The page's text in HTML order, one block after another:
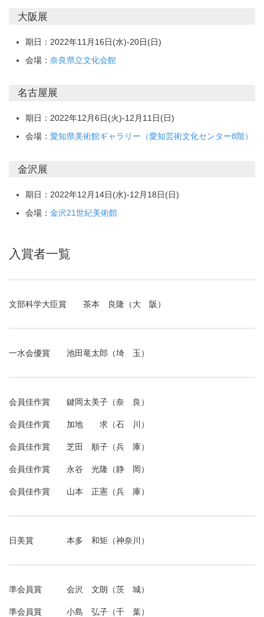
大阪展
期日：2022年11月16日(水)-20日(日)
会場： 奈良県立文化会館
名古屋展
期日：2022年12月6日(火)-12月11日(日)
会場： 愛知県美術館ギャラリー（愛知芸術文化センター8階）
金沢展
期日：2022年12月14日(水)-12月18日(日)
会場： 金沢21世紀美術館
入賞者一覧
文部科学大臣賞 茶本 良隆（大 阪）
一水会優賞 池田竜太郎（埼 玉）
会員佳作賞 鍵岡太美子（奈 良）
会員佳作賞 加地 求（石 川）
会員佳作賞 芝田 順子（兵 庫）
会員佳作賞 永谷 光隆（静 岡）
会員佳作賞 山本 正憲（兵 庫）
日美賞 本多 和矩（神奈川）
準会員賞 会沢 文朗（茨 城）
準会員賞 小島 弘子（千 葉）